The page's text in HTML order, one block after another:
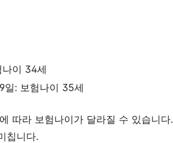
이 34세
: 보험나이 35세
따라 보험나이가 달라질 수 있습니다.
칩니다.